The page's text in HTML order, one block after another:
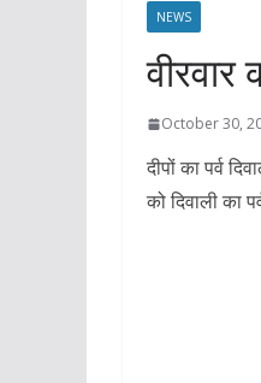
NEWS
October 30,
दीपों का पर्व
को दिवाली का